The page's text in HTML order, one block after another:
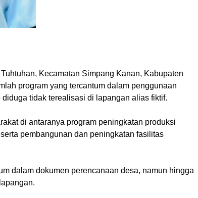
Kecamatan Simpang Kanan, Kabupaten
program yang tercantum dalam penggunaan
tidak terealisasi di lapangan alias fiktif.
di antaranya program peningkatan produksi
pembangunan dan peningkatan fasilitas
dalam dokumen perencanaan desa, namun hingga